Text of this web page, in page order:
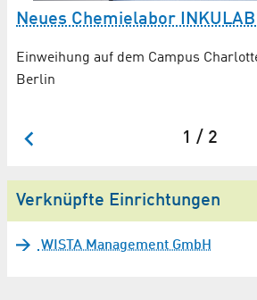
Neues Chemielabor
Einweihung auf dem Campus
Berlin
1 / 2
Verknüpfte Einrichtungen
WISTA Management GmbH